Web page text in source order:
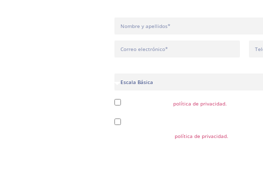
He leído y acepto lapolítica de privacidad.
términos descritos en lapolítica de privacidad.